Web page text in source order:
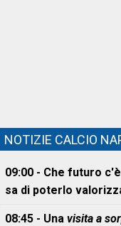
NOTIZIE CALCIO
09:00 - Che futuro
sa di poterlo
08:45 - Una visita a